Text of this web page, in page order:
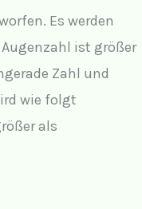
Es werden
ist größer
Zahl und
wie folgt
als